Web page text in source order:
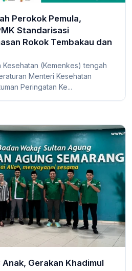
Perokok Pemula,
Standarisasi
Rokok Tembakau dan
(Kemenkes) tengah
Menteri Kesehatan
Peringatan Ke...
Gerakan Khadimul